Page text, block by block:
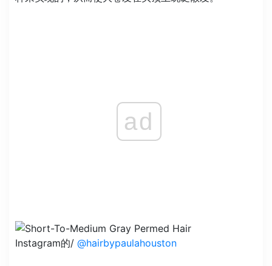
ad
Instagram的/ @hairbypaulahouston